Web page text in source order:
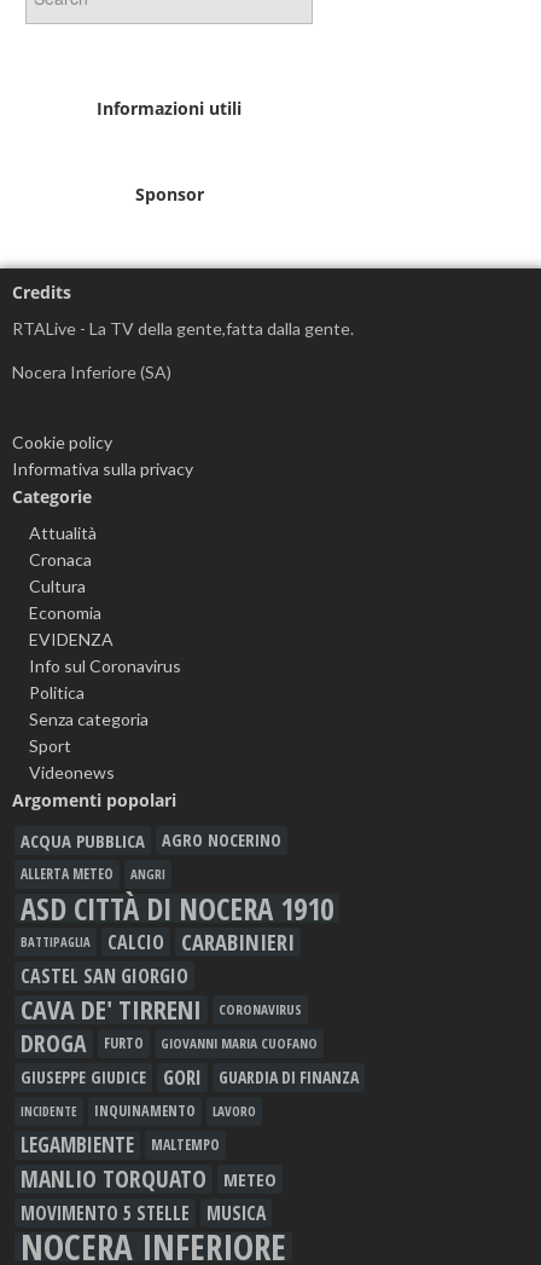
Informazioni utili
Sponsor
Credits
RTALive - La TV della gente,fatta dalla gente.
Nocera Inferiore (SA)
Cookie policy
Informativa sulla privacy
Categorie
Attualità
Cronaca
Cultura
Economia
EVIDENZA
Info sul Coronavirus
Politica
Senza categoria
Sport
Videonews
Argomenti popolari
ACQUA PUBBLICA AGRO NOCERINO
ALLERTA METEO ANGRI
ASD CITTÀ DI NOCERA 1910
BATTIPAGLIA CALCIO CARABINIERI
CASTEL SAN GIORGIO
CAVA DE' TIRRENI CORONAVIRUS
DROGA FURTO GIOVANNI MARIA CUOFANO
GIUSEPPE GIUDICE GORI GUARDIA DI FINANZA
INCIDENTE INQUINAMENTO LAVORO
LEGAMBIENTE MALTEMPO
MANLIO TORQUATO METEO
MOVIMENTO 5 STELLE MUSICA
NOCERA INFERIORE